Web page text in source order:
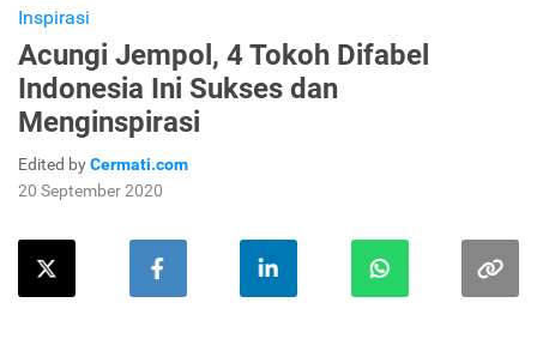
Inspirasi
Acungi Jempol, 4 Tokoh Difabel
Indonesia Ini Sukses dan
Menginspirasi
Edited byCermati.com
20 September 2020